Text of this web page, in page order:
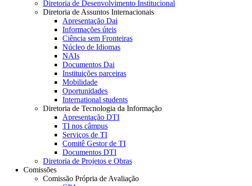
Diretoria de Desenvolvimento Institucional
Diretoria de Assuntos Internacionais
Apresentação Dai
Informações úteis
Ciência sem Fronteiras
Núcleo de Idiomas
NAIs
Documentos Dai
Instituições parceiras
Mobilidade
Oportunidades
International students
Diretoria de Tecnologia da Informação
Apresentação DTI
TI nos câmpus
Serviços de TI
Comitê Gestor de TI
Documentos DTI
Diretoria de Projetos e Obras
Comissões
Comissão Própria de Avaliação